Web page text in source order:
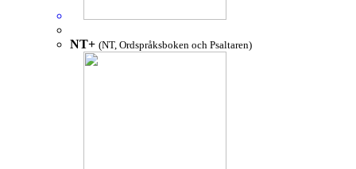
NT+ (NT, Ordspråksboken och Psaltaren)